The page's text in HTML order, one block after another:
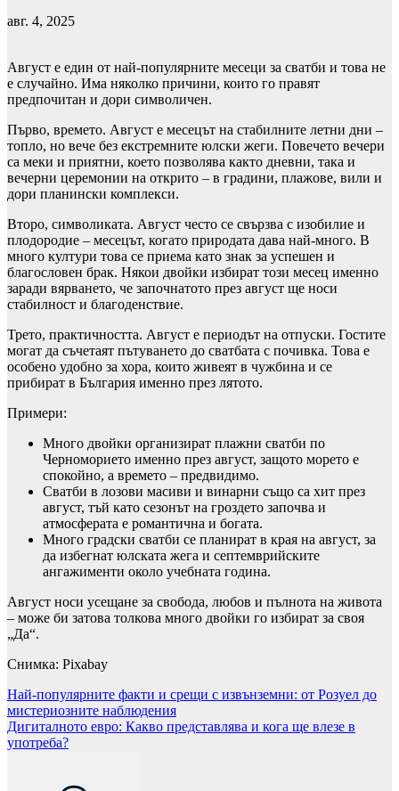
авг. 4, 2025
Август е един от най-популярните месеци за сватби и това не
е случайно. Има няколко причини, които го правят
предпочитан и дори символичен.
Първо, времето. Август е месецът на стабилните летни дни –
топло, но вече без екстремните юлски жеги. Повечето вечери
са меки и приятни, което позволява както дневни, така и
вечерни церемонии на открито – в градини, плажове, вили и
дори планински комплекси.
Второ, символиката. Август често се свързва с изобилие и
плодородие – месецът, когато природата дава най-много. В
много култури това се приема като знак за успешен и
благословен брак. Някои двойки избират този месец именно
заради вярването, че започнатото през август ще носи
стабилност и благоденствие.
Трето, практичността. Август е периодът на отпуски. Гостите
могат да съчетаят пътуването до сватбата с почивка. Това е
особено удобно за хора, които живеят в чужбина и се
прибират в България именно през лятото.
Примери:
Много двойки организират плажни сватби по
Черноморието именно през август, защото морето е
спокойно, а времето – предвидимо.
Сватби в лозови масиви и винарни също са хит през
август, тъй като сезонът на гроздето започва и
атмосферата е романтична и богата.
Много градски сватби се планират в края на август, за
да избегнат юлската жега и септемврийските
ангажименти около учебната година.
Август носи усещане за свобода, любов и пълнота на живота
– може би затова толкова много двойки го избират за своя
„Да“.
Снимка: Pixabay
Навигация
Най-популярните факти и срещи с извънземни: от Розуел до
мистериозните наблюдения
Дигиталното евро: Какво представлява и кога ще влезе в
употреба?